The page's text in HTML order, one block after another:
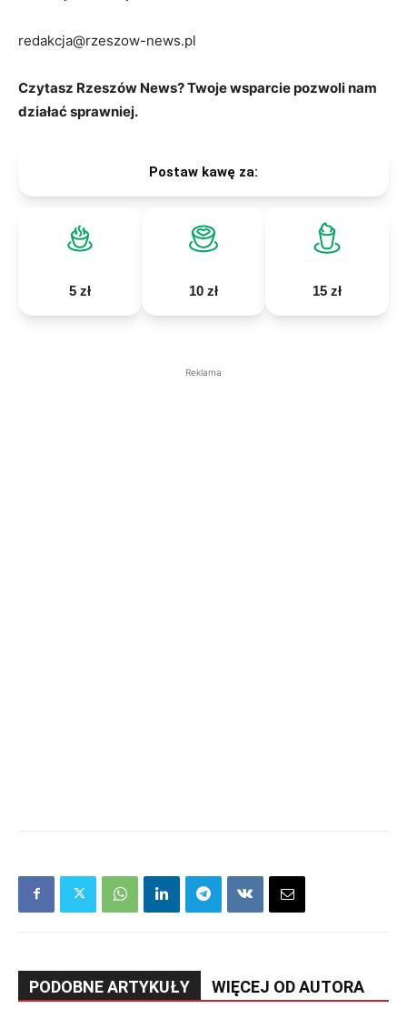
redakcja@rzeszow-news.pl
Czytasz Rzeszów News? Twoje wsparcie pozwoli nam
działać sprawniej.
Postaw kawę za:
5 zł 10 zł 15 zł
Reklama
PODOBNE ARTYKUŁY WIĘCEJ OD AUTORA